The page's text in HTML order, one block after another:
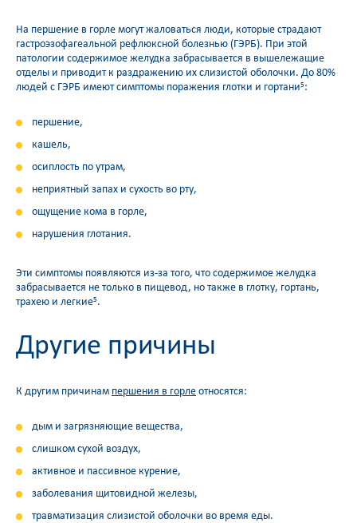
На першение в горле могут жаловаться люди, которые страдают
гастроэзофагеальной рефлюксной болезнью (ГЭРБ). При этой
патологии содержимое желудка забрасывается в вышележащие
отделы и приводит к раздражению их слизистой оболочки. До 80%
людей с ГЭРБ имеют симптомы поражения глотки и гортани5 :
першение,
кашель,
осиплость по утрам,
неприятный запах и сухость во рту,
ощущение кома в горле,
нарушения глотания.
Эти симптомы появляются из-за того, что содержимое желудка
забрасывается не только в пищевод, но также в глотку, гортань,
трахею и легкие5 .
Другие причины
К другим причинам першения в горле относятся:
дым и загрязняющие вещества,
слишком сухой воздух,
активное и пассивное курение,
заболевания щитовидной железы,
травматизация слизистой оболочки во время еды.